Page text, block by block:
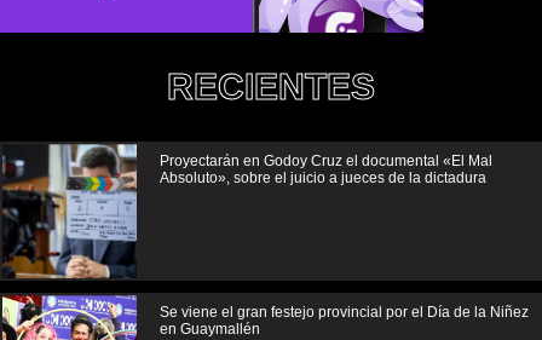
RECIENTES
Proyectarán en Godoy Cruz el documental «El Mal
Absoluto», sobre el juicio a jueces de la dictadura
Se viene el gran festejo provincial por el Día de la Niñez
en Guaymallén